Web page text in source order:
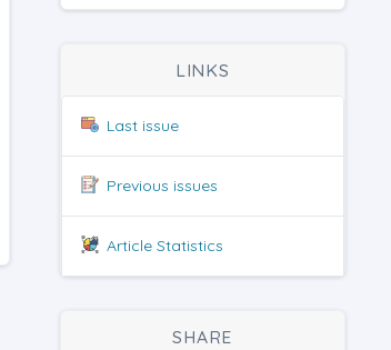
LINKS
Last issue
Previous issues
Article Statistics
SHARE